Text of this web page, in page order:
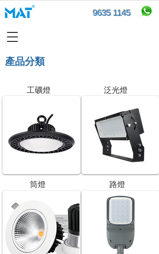
9635 1145
產品分類​
工礦燈
筒燈
泛光燈
路燈